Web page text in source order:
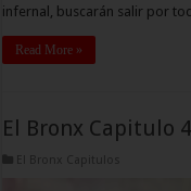
infernal, buscarán salir por
Read More »
El Bronx Capitulo
El Bronx Capitulos